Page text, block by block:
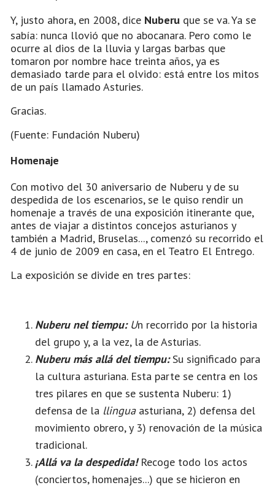
Y, justo ahora, en 2008, dice Nuberu que se va. Ya se
sabía: nunca llovió que no abocanara. Pero como le
ocurre al dios de la lluvia y largas barbas que
tomaron por nombre hace treinta años, ya es
demasiado tarde para el olvido: está entre los mitos
de un país llamado Asturies.
Gracias.
(Fuente: Fundación Nuberu)
Homenaje
Con motivo del 30 aniversario de Nuberu y de su
despedida de los escenarios, se le quiso rendir un
homenaje a través de una exposición itinerante que,
antes de viajar a distintos concejos asturianos y
también a Madrid, Bruselas..., comenzó su recorrido el
4 de junio de 2009 en casa, en el Teatro El Entrego.
La exposición se divide en tres partes:
Nuberu nel tiempu: Un recorrido por la historia
del grupo y, a la vez, la de Asturias.
Nuberu más allá del tiempu:Su significado para
la cultura asturiana. Esta parte se centra en los
tres pilares en que se sustenta Nuberu: 1)
defensa de la llinguaasturiana, 2) defensa del
movimiento obrero, y 3) renovación de la música
tradicional.
¡Allá va la despedida!Recoge todo los actos
(conciertos, homenajes...) que se hicieron en